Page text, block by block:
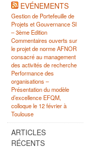
EVÉNEMENTS
Gestion de Portefeuille de
Projets et Gouvernance SI
– 3ème Edition
Commentaires ouverts sur
le projet de norme AFNOR
consacré au management
des activités de recherche
Performance des
organisations –
Présentation du modèle
d’excellence EFQM,
colloque le 12 février à
Toulouse
ARTICLES
RÉCENTS